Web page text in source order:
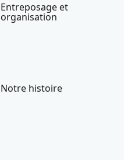
Entreposage et
organisation
Notre histoire